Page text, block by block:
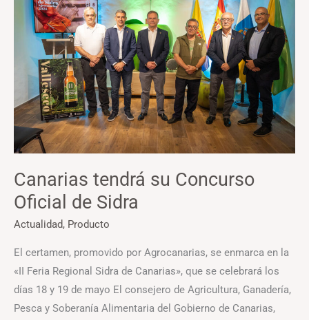
Canarias tendrá su Concurso
Oficial de Sidra
Actualidad, Producto
El certamen, promovido por Agrocanarias, se enmarca en la
«II Feria Regional Sidra de Canarias», que se celebrará los
días 18 y 19 de mayo El consejero de Agricultura, Ganadería,
Pesca y Soberanía Alimentaria del Gobierno de Canarias,
Concurso